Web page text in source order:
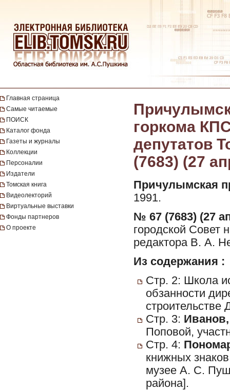
Главная страница
Самые читаемые
ПОИСК
Каталог фонда
Газеты и журналы
Коллекции
Персоналии
Издатели
Томская книга
Видеолекторий
Виртуальные выставки
Фонды партнеров
О проекте
горкома
депутатов
(7683) (27
Причулымская
1991.
№ 67 (7683) (27
городской Совет
редактора В. А.
Из содержания :
Стр. 2: Школа
обзанности
строительстве
Стр. 3:
Поповой,
Стр. 4:
книжных
музее А. С.
района].